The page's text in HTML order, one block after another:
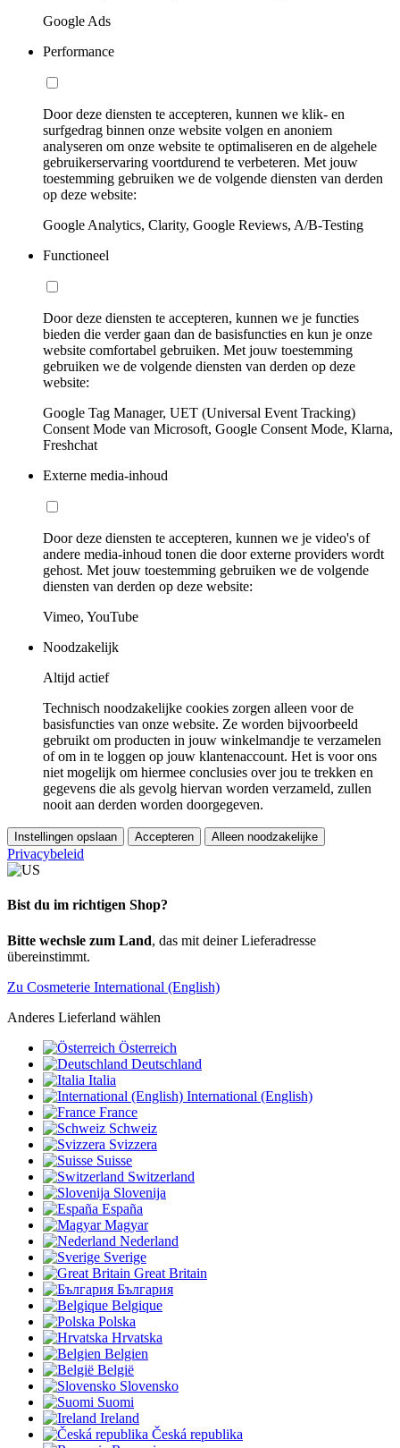
Google Ads
Performance
Door deze diensten te accepteren, kunnen we klik- en
surfgedrag binnen onze website volgen en anoniem
analyseren om onze website te optimaliseren en de algehele
gebruikerservaring voortdurend te verbeteren. Met jouw
toestemming gebruiken we de volgende diensten van derden
op deze website:
Google Analytics, Clarity, Google Reviews, A/B-Testing
Functioneel
Door deze diensten te accepteren, kunnen we je functies
bieden die verder gaan dan de basisfuncties en kun je onze
website comfortabel gebruiken. Met jouw toestemming
gebruiken we de volgende diensten van derden op deze
website:
Google Tag Manager, UET (Universal Event Tracking)
Consent Mode van Microsoft, Google Consent Mode, Klarna,
Freshchat
Externe media-inhoud
Door deze diensten te accepteren, kunnen we je video's of
andere media-inhoud tonen die door externe providers wordt
gehost. Met jouw toestemming gebruiken we de volgende
diensten van derden op deze website:
Vimeo, YouTube
Noodzakelijk
Altijd actief
Technisch noodzakelijke cookies zorgen alleen voor de
basisfuncties van onze website. Ze worden bijvoorbeeld
gebruikt om producten in jouw winkelmandje te verzamelen
of om in te loggen op jouw klantenaccount. Het is voor ons
niet mogelijk om hiermee conclusies over jou te trekken en
gegevens die als gevolg hiervan worden verzameld, zullen
nooit aan derden worden doorgegeven.
Instellingen opslaan Accepteren Alleen noodzakelijke
Privacybeleid
Bist du im richtigen Shop?
Bitte wechsle zum Land, das mit deiner Lieferadresse
übereinstimmt.
Zu Cosmeterie International (English)
Anderes Lieferland wählen
Österreich
Deutschland
Italia
International (English)
France
Schweiz
Svizzera
Suisse
Switzerland
Slovenija
España
Magyar
Nederland
Sverige
Great Britain
България
Belgique
Polska
Hrvatska
Belgien
België
Slovensko
Suomi
Ireland
Česká republika